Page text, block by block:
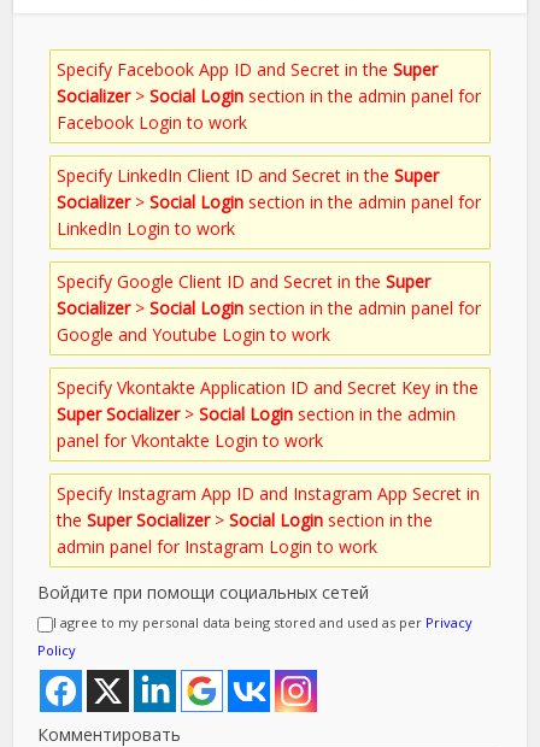
Specify Facebook App ID and Secret in theSuper
Socializer>Social Login section in the admin panel for
Facebook Login to work
Specify LinkedIn Client ID and Secret in theSuper
Socializer>Social Login section in the admin panel for
LinkedIn Login to work
Specify Google Client ID and Secret in theSuper
Socializer>Social Login section in the admin panel for
Google and Youtube Login to work
Specify Vkontakte Application ID and Secret Key in the
Super Socializer>Social Login section in the admin
panel for Vkontakte Login to work
Specify Instagram App ID and Instagram App Secret in
theSuper Socializer>Social Login section in the
admin panel for Instagram Login to work
Войдите при помощи социальных сетей
I agree to my personal data being stored and used as per Privacy
Policy
Комментировать